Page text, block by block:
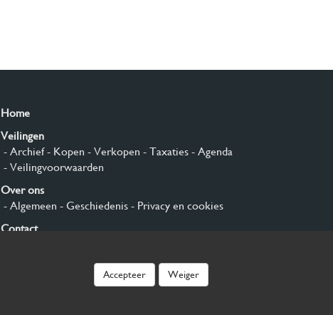
Home
Veilingen
- Archief- Kopen - Verkopen - Taxaties- Agenda
- Veilingvoorwaarden
Over ons
- Algemeen - Geschiedenis- Privacy en cookies
Contact
Accepteer Weiger